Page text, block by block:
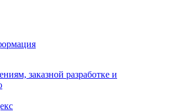
заказной разработке и